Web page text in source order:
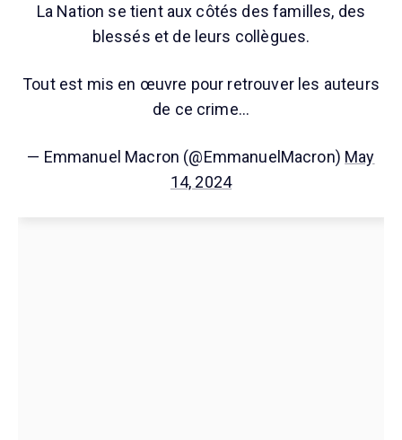
La Nation se tient aux côtés des familles, des
blessés et de leurs collègues.
Tout est mis en œuvre pour retrouver les auteurs
de ce crime…
— Emmanuel Macron (@EmmanuelMacron) May
14, 2024